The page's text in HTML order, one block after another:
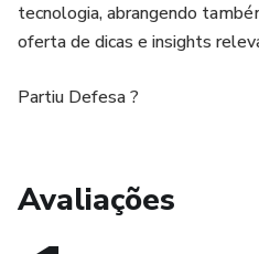
tecnologia, abrangendo
oferta de dicas e insights
Partiu Defesa ?
Avaliações